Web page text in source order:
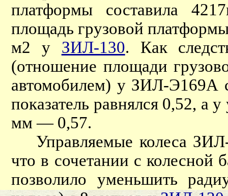
платформы составила
площадь грузовой
м2 у ЗИЛ-130. Как
(отношение площади
автомобилем) у ЗИЛ-Э169А
показатель равнялся 0,52, а
мм — 0,57.
Управляемые колеса ЗИЛ-
что в сочетании с
позволило уменьшить